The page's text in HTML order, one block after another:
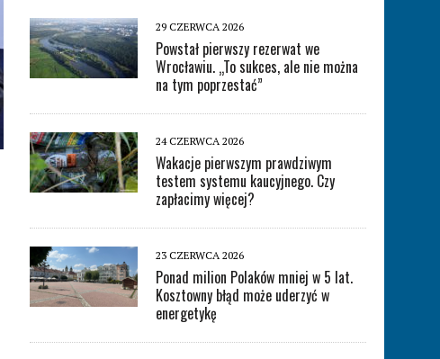
29 CZERWCA 2026
Powstał pierwszy rezerwat we
Wrocławiu. „To sukces, ale nie można
na tym poprzestać”
24 CZERWCA 2026
Wakacje pierwszym prawdziwym
testem systemu kaucyjnego. Czy
zapłacimy więcej?
23 CZERWCA 2026
Ponad milion Polaków mniej w 5 lat.
Kosztowny błąd może uderzyć w
energetykę